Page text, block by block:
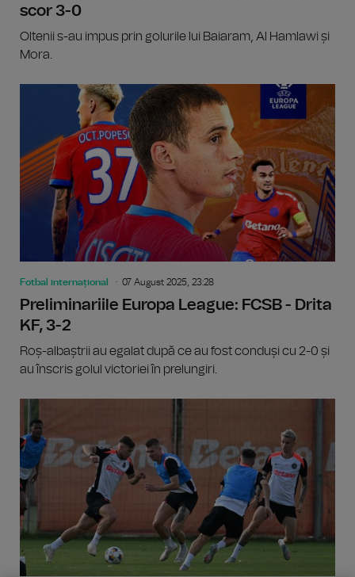
scor 3-0
Oltenii s-au impus prin golurile lui Baiaram, Al Hamlawi și
Mora.
Fotbal internațional 07 August 2025, 23:28
Preliminariile Europa League: FCSB - Drita
KF, 3-2
Roș-albaștrii au egalat după ce au fost conduși cu 2-0 și
au înscris golul victoriei în prelungiri.